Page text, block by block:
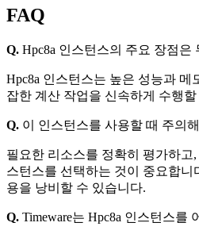
FAQ
Q. Hpc8a 인스턴스의 주요 장점은
Hpc8a 인스턴스는 높은 성능과 메
잡한 계산 작업을 신속하게 수행
Q. 이 인스턴스를 사용할 때 주의
필요한 리소스를 정확히 평가하고
스턴스를 선택하는 것이 중요합니
용을 낭비할 수 있습니다.
Q. Timeware는 Hpc8a 인스턴스를